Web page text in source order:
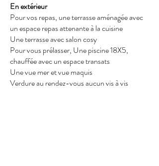
En extérieur
Pour vos repas, une terrasse aménagée avec
un espace repas attenante à la cuisine
Une terrasse avec salon cosy
Pour vous prélasser, Une piscine 18X5,
chauffée avec un espace transats
Une vue mer et vue maquis
Verdure au rendez-vous aucun vis à vis